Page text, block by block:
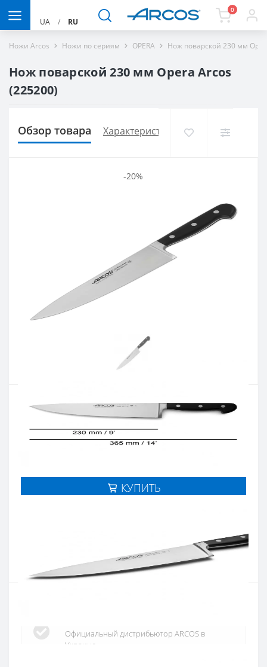
UA / RU
0
Ножи Arcos Ножи по сериям OPERA Нож поварской 230 мм
Нож поварской 230 мм Opera Arcos
(225200)
Обзор товара Характеристики Доставка и
-20%
Артикул:225200ВП
Наличие:В наличии
3 468 грн.
КУПИТЬ
Купить
Официальный дистрибьютор ARCOS в
Украине